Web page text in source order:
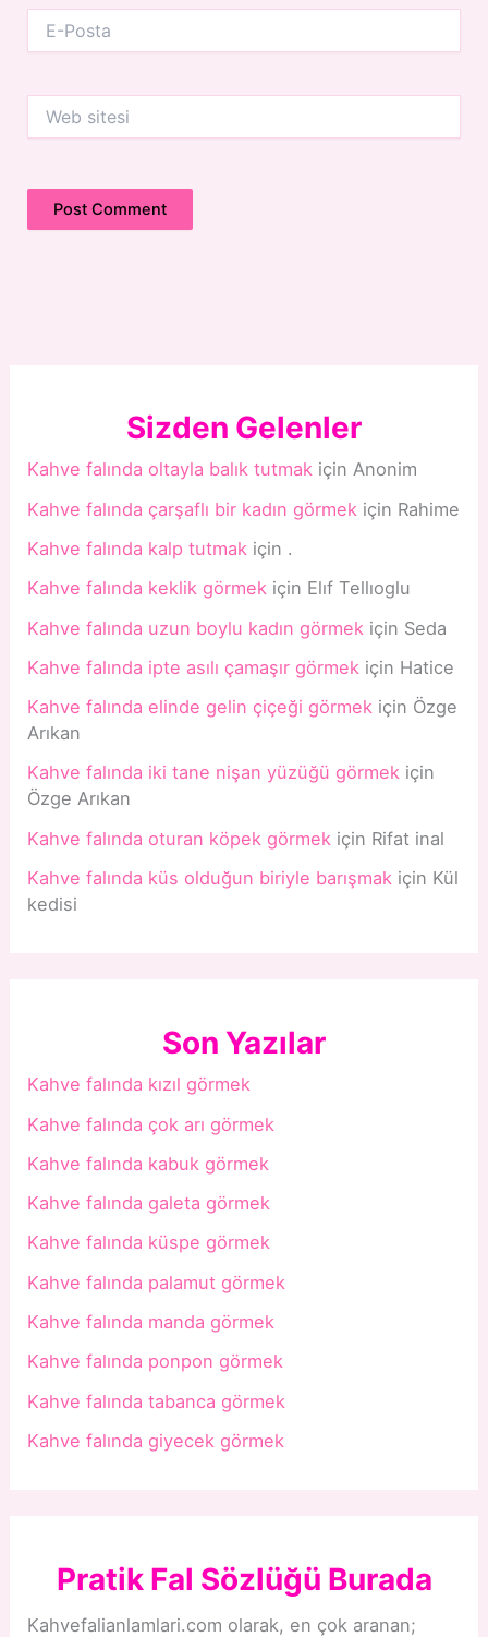
Posta
sitesi
Sizden Gelenler
Kahve falında oltayla balık tutmak içinAnonim
Kahve falında çarşaflı bir kadın görmek için Rahime
Kahve falında kalp tutmak için .
Kahve falında keklik görmek için Elıf Tellıoglu
Kahve falında uzun boylu kadın görmek için Seda
Kahve falında ipte asılı çamaşır görmek için Hatice
Kahve falında elinde gelin çiçeği görmek için Özge
Arıkan
Kahve falında iki tane nişan yüzüğü görmek için
Özge Arıkan
Kahve falında oturan köpek görmek için Rifat inal
Kahve falında küs olduğun biriyle barışmak için Kül
kedisi
Son Yazılar
Kahve falında kızıl görmek
Kahve falında çok arı görmek
Kahve falında kabuk görmek
Kahve falında galeta görmek
Kahve falında küspe görmek
Kahve falında palamut görmek
Kahve falında manda görmek
Kahve falında ponpon görmek
Kahve falında tabanca görmek
Kahve falında giyecek görmek
Pratik Fal Sözlüğü Burada
Kahvefalianlamlari.com olarak, en çok aranan;